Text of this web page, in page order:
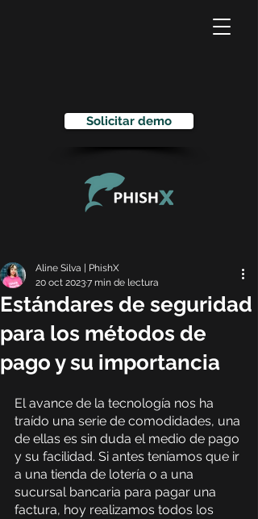
Solicitar demo
Estándares de seguridad
para los métodos de
pago y su importancia
Aline Silva | PhishX
20 oct 20237 min de lectura
El avance de la tecnología nos ha
traído una serie de comodidades, una
de ellas es sin duda el medio de pago
y su facilidad. Si antes teníamos que ir
a una tienda de lotería o a una
sucursal bancaria para pagar una
factura, hoy realizamos todos los